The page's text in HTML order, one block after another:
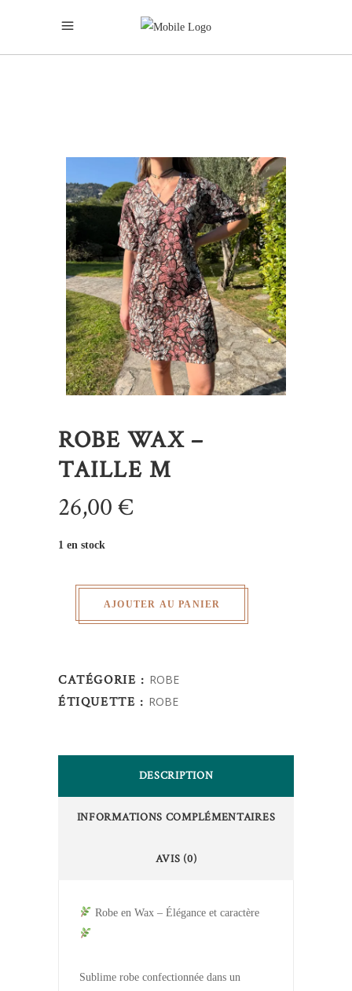
ROBE WAX –
TAILLE M
26,00€
1 en stock
AJOUTER AU PANIER
CATÉGORIE : ROBE
ÉTIQUETTE : ROBE
DESCRIPTION
INFORMATIONS COMPLÉMENTAIRES
AVIS (0)
Robe en Wax – Élégance et caractère
Sublime robe confectionnée dans un